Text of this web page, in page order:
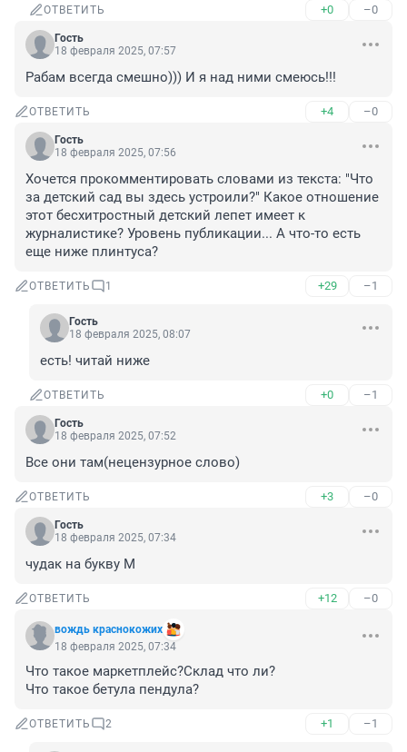
ОТВЕТИТЬ +0 –0
Гость
18 февраля 2025, 07:57
Рабам всегда смешно))) И я над ними смеюсь!!!
ОТВЕТИТЬ +4 –0
Гость
18 февраля 2025, 07:56
Хочется прокомментировать словами из текста: "Что
за детский сад вы здесь устроили?" Какое отношение
этот бесхитростный детский лепет имеет к
журналистике? Уровень публикации... А что-то есть
еще ниже плинтуса?
ОТВЕТИТЬ 1 +29 –1
Гость
18 февраля 2025, 08:07
есть! читай ниже
ОТВЕТИТЬ +0 –1
Гость
18 февраля 2025, 07:52
Все они там(нецензурное слово)
ОТВЕТИТЬ +3 –0
Гость
18 февраля 2025, 07:34
чудак на букву М
ОТВЕТИТЬ +12 –0
вождь краснокожих
18 февраля 2025, 07:34
Что такое маркетплейс?Склад что ли?
Что такое бетула пендула?
ОТВЕТИТЬ 2 +1 –1